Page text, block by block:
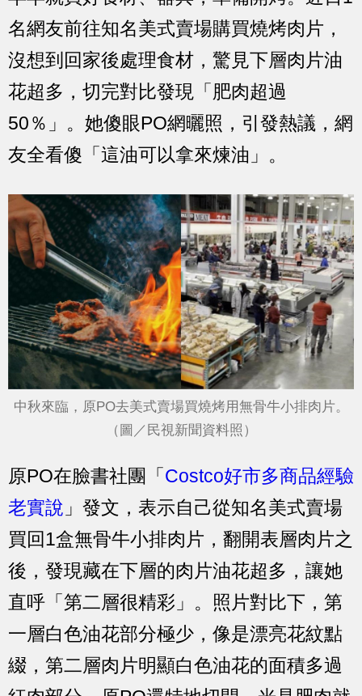
名網友前往知名美式賣場購買燒烤肉片，
沒想到回家後處理食材，驚見下層肉片油
花超多，切完對比發現「肥肉超過
50％」。她傻眼PO網曬照，引發熱議，網
友全看傻「這油可以拿來煉油」。
中秋來臨，原PO去美式賣場買燒烤用無骨牛小排肉片。
（圖／民視新聞資料照）
原PO在臉書社團「 Costco好市多商品經驗
老實說 」發文，表示自己從知名美式賣場
買回1盒無骨牛小排肉片，翻開表層肉片之
後，發現藏在下層的肉片油花超多，讓她
直呼「第二層很精彩」。照片對比下，第
一層白色油花部分極少，像是漂亮花紋點
綴，第二層肉片明顯白色油花的面積多過